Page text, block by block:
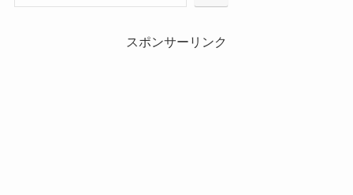
スポンサーリンク